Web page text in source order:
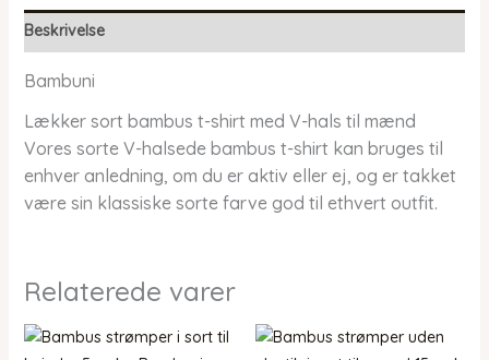
Beskrivelse
Bambuni
Lækker sort bambus t-shirt med V-hals til mænd
Vores sorte V-halsede bambus t-shirt kan bruges til
enhver anledning, om du er aktiv eller ej, og er takket
være sin klassiske sorte farve god til ethvert outfit.
Relaterede varer